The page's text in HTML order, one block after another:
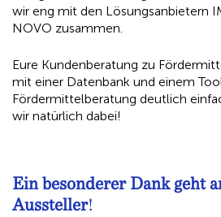
wir eng mit den Lösungsanbietern
NOVO zusammen.
Eure Kundenberatung zu
mit einer Datenbank und einem
Fördermittelberatung deutlich
wir natürlich dabei!
Ein besonderer Dank geht
Aussteller!